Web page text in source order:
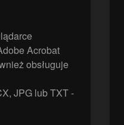
Acrobat
obsługuje
JPG lub TXT -